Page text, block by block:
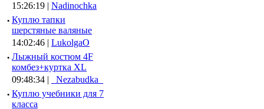
15:26:19 | Nadinochka
· Куплю тапки
шерстяные валяные
14:02:46 | LukolgaO
· Лыжный костюм 4F
комбез+куртка XL
09:48:34 |
_Nezabudka_
· Куплю учебники для 7
класса